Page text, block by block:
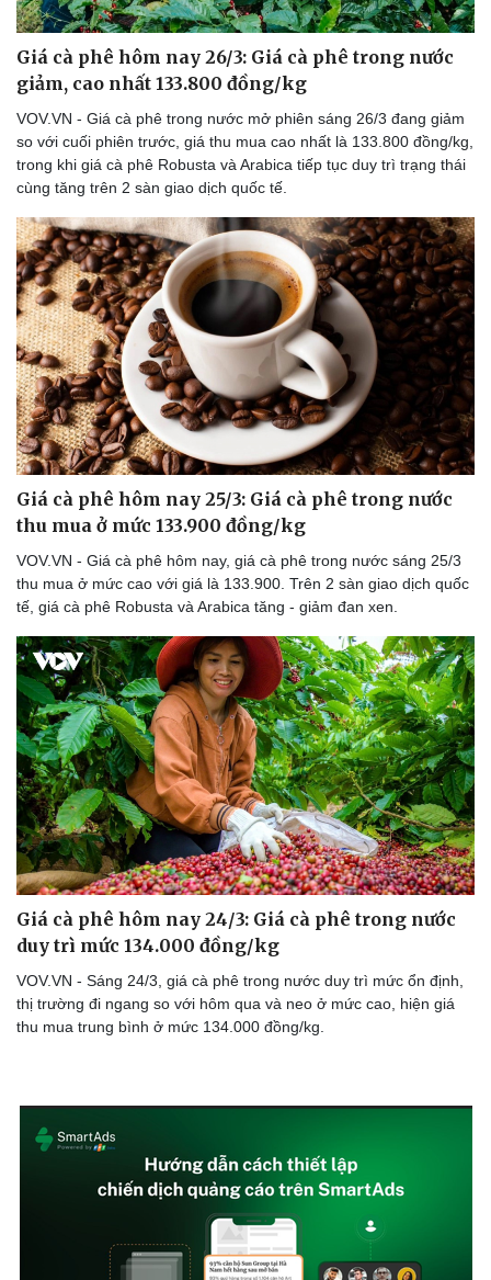
Giá cà phê hôm nay 26/3: Giá cà phê trong nước
giảm, cao nhất 133.800 đồng/kg
VOV.VN - Giá cà phê trong nước mở phiên sáng 26/3 đang giảm
so với cuối phiên trước, giá thu mua cao nhất là 133.800 đồng/kg,
trong khi giá cà phê Robusta và Arabica tiếp tục duy trì trạng thái
cùng tăng trên 2 sàn giao dịch quốc tế.
Giá cà phê hôm nay 25/3: Giá cà phê trong nước
thu mua ở mức 133.900 đồng/kg
VOV.VN - Giá cà phê hôm nay, giá cà phê trong nước sáng 25/3
thu mua ở mức cao với giá là 133.900. Trên 2 sàn giao dịch quốc
tế, giá cà phê Robusta và Arabica tăng - giảm đan xen.
Giá cà phê hôm nay 24/3: Giá cà phê trong nước
duy trì mức 134.000 đồng/kg
VOV.VN - Sáng 24/3, giá cà phê trong nước duy trì mức ổn định,
thị trường đi ngang so với hôm qua và neo ở mức cao, hiện giá
thu mua trung bình ở mức 134.000 đồng/kg.